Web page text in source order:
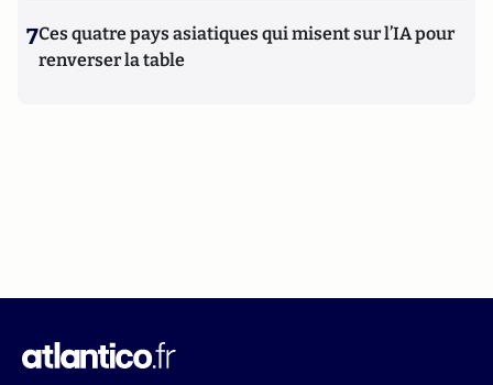
7Ces quatre pays asiatiques qui misent sur l’IA pour
renverser la table